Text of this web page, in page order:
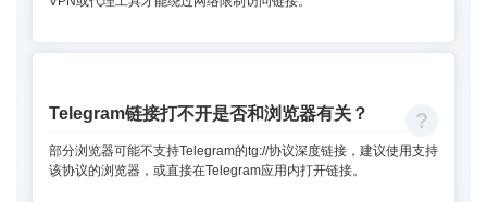
Telegram链接打不开是否和浏览器有关？
部分浏览器可能不支持Telegram的tg://协议深度链接，建议使用支持
该协议的浏览器，或直接在Telegram应用内打开链接。